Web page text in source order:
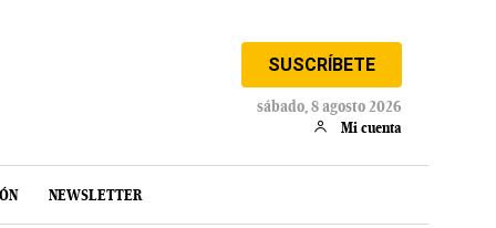
SUSCRÍBETE
sábado, 8 agosto 2026
Mi cuenta
NEWSLETTER